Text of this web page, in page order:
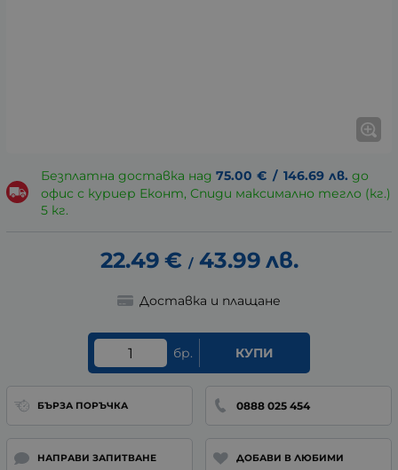
Безплатна доставка над 75.00 € / 146.69 лв. до
офис с куриер Еконт, Спиди максимално тегло (кг.)
5 кг.
22.49 € / 43.99 лв.
Доставка и плащане
бр. КУПИ
БЪРЗА ПОРЪЧКА 0888 025 454
НАПРАВИ ЗАПИТВАНЕ ДОБАВИ В ЛЮБИМИ